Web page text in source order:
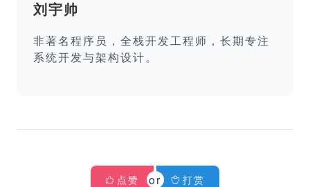
刘宇帅
非著名程序员，全栈开发工程师，长期专注
系统开发与架构设计。
点赞 打赏